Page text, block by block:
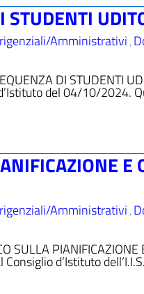
STUDENTI
Amministrativi,
DI STUDENTI
del 04/10/2024.
E
Amministrativi,
SULLA
d’Istituto